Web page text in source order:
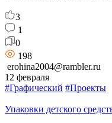
3
1
0
198
erohina2004@rambler.ru
12 февраля
#Графический #Проекты
Упаковки детского